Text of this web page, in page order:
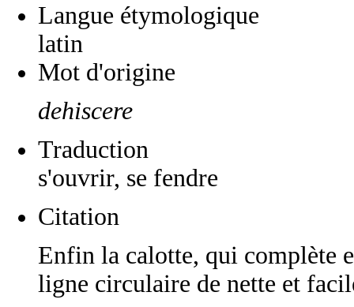
Langue étymologique
latin
Mot d'origine
dehiscere
Traduction
s'ouvrir, se fendre
Citation
Enfin la calotte, qui complète
ligne circulaire de nette et